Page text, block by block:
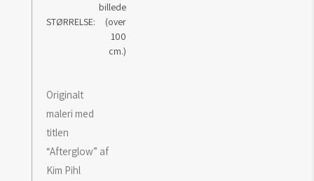
antal
STØRRELSE
billede
(over
100
cm.)
Originalt
maleri med
titlen
“Afterglow” af
Kim Pihl